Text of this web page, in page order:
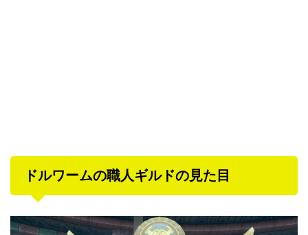
ドルワームの職人ギルドの見た目